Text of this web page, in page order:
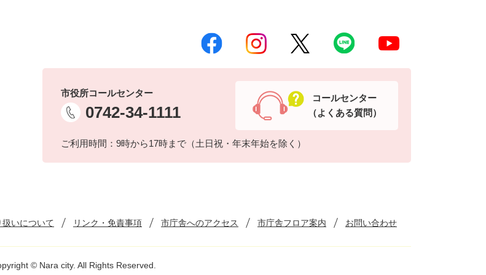
市役所コールセンター
0742-34-1111
ご利用時間：9時から17時まで（土日祝・年末年始を除く）
コールセンター
（よくある質問）
いについて リンク・免責事項 市庁舎へのアクセス 市庁舎フロア案内 お問い合わせ
© Nara city. All Rights Reserved.